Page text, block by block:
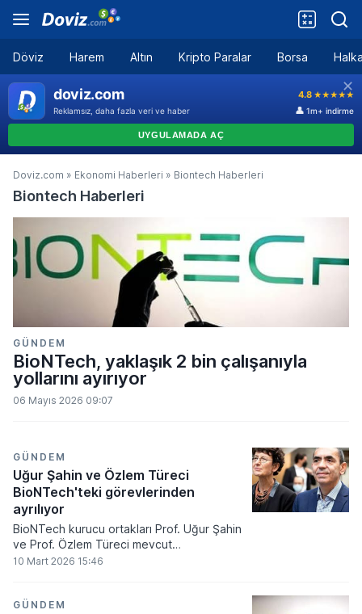
Döviz Harem Altın Kripto Paralar Borsa
Doviz.com » Ekonomi Haberleri » Biontech Haberleri
Biontech Haberleri
GÜNDEM
BioNTech, yaklaşık 2 bin çalışanıyla
yollarını ayırıyor
06 Mayıs 2026 09:07
GÜNDEM
Uğur Şahin ve Özlem Türeci
BioNTech'teki görevlerinden
ayrılıyor
BioNTech kurucu ortakları Prof. Uğur Şahin
ve Prof. Özlem Türeci mevcut
görevlerinden ayrılarak yeni bir girişim
inovasyonlarına odaklanması bekleniyor.
10 Mart 2026 15:46
GÜNDEM